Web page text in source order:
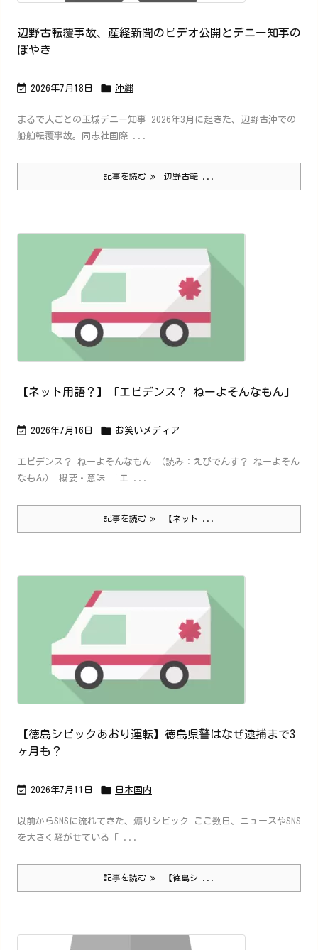
辺野古転覆事故、産経新聞のビデオ公開とデニー知事の
ぼやき
 2026年7月18日  沖縄
まるで人ごとの玉城デニー知事 2026年3月に起きた、辺野古沖での
船舶転覆事故。同志社国際 ...
記事を読む 辺野古転 ...
【ネット用語？】「エビデンス？ ねーよそんなもん」
 2026年7月16日  お笑いメディア
エビデンス？ ねーよそんなもん （読み：えびでんす？ ねーよそん
なもん） 概要・意味 「エ ...
記事を読む 【ネット ...
【徳島シビックあおり運転】徳島県警はなぜ逮捕まで3
ヶ月も？
 2026年7月11日  日本国内
以前からSNSに流れてきた、煽りシビック ここ数日、ニュースやSNS
を大きく騒がせている「 ...
記事を読む 【徳島シ ...